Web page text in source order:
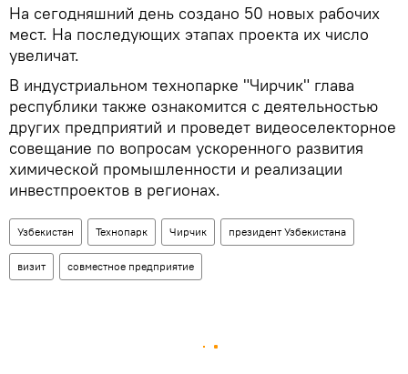
На сегодняшний день создано 50 новых рабочих
мест. На последующих этапах проекта их число
увеличат.
В индустриальном технопарке "Чирчик" глава
республики также ознакомится с деятельностью
других предприятий и проведет видеоселекторное
совещание по вопросам ускоренного развития
химической промышленности и реализации
инвестпроектов в регионах.
Узбекистан Технопарк Чирчик президент Узбекистана
визит совместное предприятие